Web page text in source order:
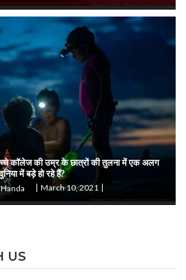
कॉलेज की उम्र के छात्रों की तुलना में एक अलग
में बड़े हो रहे हैं?
March 10, 2021
US